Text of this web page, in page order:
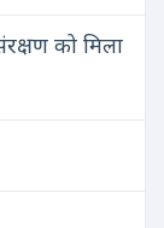
को मिला